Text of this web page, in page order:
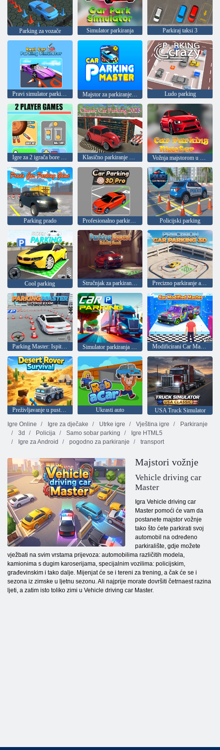
Parking za vozače Simulator parkiranja Parkiraj taksi 3
Pravi simulator parkiranja Majstor za parkiranje automobila Ludo parking
Vožnja majstorom u simulatoru automobila
Parking prado Profesionalno parkiranje 3D Policijski parking
Cool parking Stručnjak za parkiranje: vozački ispit Precizno parkiranje automobila 3D
Parking Master: Ispit za vozačku dozvolu Simulator parkiranja automobila 2025 Modificirani Car Master
Ukrasti auto
USA Truck Simulator
Igre Online
Igre za dječake Utrke igre Vještina igre
Parkiranje
3d
Policija Samo sobar parking
Igre HTML5
Igre za Android
pogodno za parkiranje transport
Majstori vožnje
Vehicle driving car
Master
Igra Vehicle driving car
Master pomoći će vam da
postanete majstor vožnje
tako što ćete parkirati svoj
automobil na određeno
parkiralište, gdje možete
vježbati na svim vrstama prijevoza: automobilima različitih modela,
kamionima s dugim karoserijama, specijalnim vozilima: policijskim,
građevinskim i tako dalje. Mijenjat će se i tereni za trening, a čak će se i
sezona iz zimske u ljetnu sezonu. Ali najprije morate dovršiti četrnaest razina
ljeti, a zatim isto toliko zimi u Vehicle driving car Master.